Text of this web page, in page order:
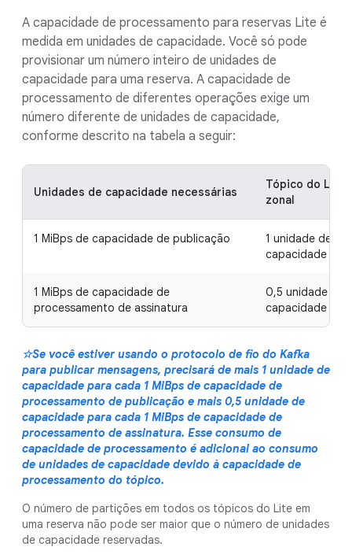
A capacidade de processamento para reservas Lite é
medida em unidades de capacidade. Você só pode
provisionar um número inteiro de unidades de
capacidade para uma reserva. A capacidade de
processamento de diferentes operações exige um
número diferente de unidades de capacidade,
conforme descrito na tabela a seguir:
Unidades de capacidade necessárias
Tópico do Lite
zonal
1 MiBps de capacidade de publicação
1 unidade de
capacidade
1 MiBps de capacidade de
processamento de assinatura
0,5 unidade de
capacidade
☆Se você estiver usando o protocolo de fio do Kafka
para publicar mensagens, precisará de mais 1 unidade de
capacidade para cada 1 MiBps de capacidade de
processamento de publicação e mais 0,5 unidade de
capacidade para cada 1 MiBps de capacidade de
processamento de assinatura. Esse consumo de
capacidade de processamento é adicional ao consumo
de unidades de capacidade devido à capacidade de
processamento do tópico.
O número de partições em todos os tópicos do Lite em
uma reserva não pode ser maior que o número de unidades
de capacidade reservadas.